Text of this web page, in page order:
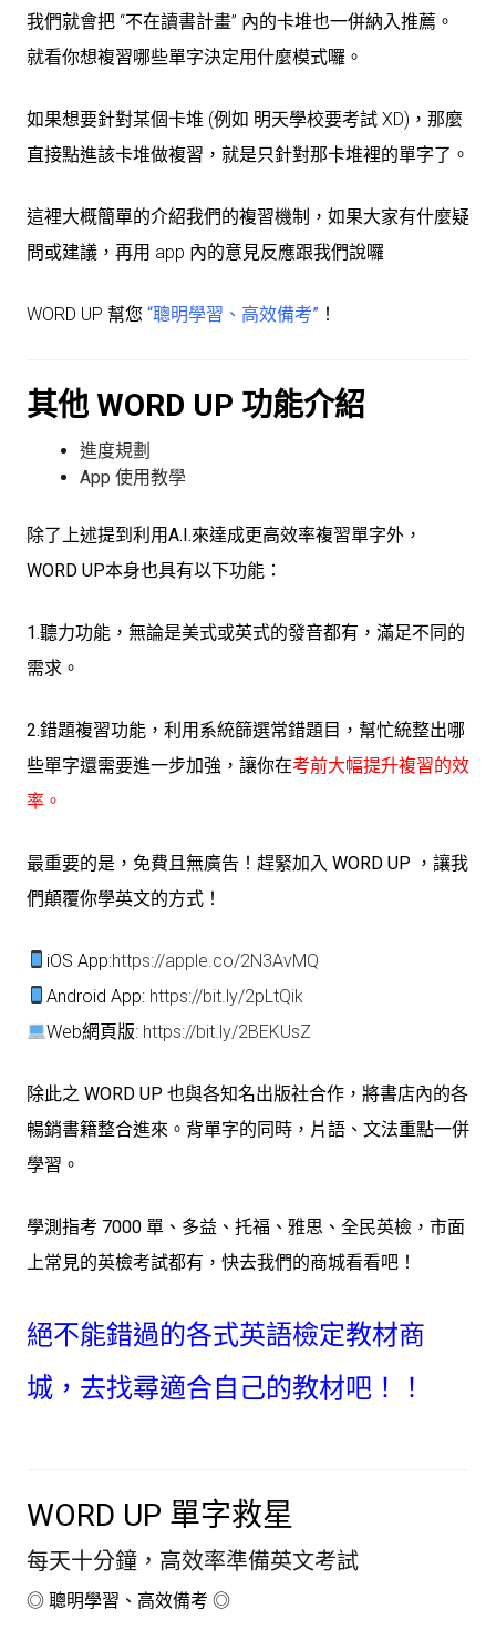
我們就會把 “不在讀書計畫” 內的卡堆也一併納入推薦。
就看你想複習哪些單字決定用什麼模式囉。
如果想要針對某個卡堆 (例如 明天學校要考試 XD)，那麼
直接點進該卡堆做複習，就是只針對那卡堆裡的單字了。
這裡大概簡單的介紹我們的複習機制，如果大家有什麼疑
問或建議，再用 app 內的意見反應跟我們說囉
WORD UP 幫您 “聰明學習、高效備考” ！
其他 WORD UP 功能介紹
進度規劃
App 使用教學
除了上述提到利用A.I.來達成更高效率複習單字外，
WORD UP本身也具有以下功能：
1.聽力功能，無論是美式或英式的發音都有，滿足不同的
需求。
2.錯題複習功能，利用系統篩選常錯題目，幫忙統整出哪
些單字還需要進一步加強，讓你在考前大幅提升複習的效
率 。
最重要的是，免費且無廣告！趕緊加入 WORD UP ，讓我
們顛覆你學英文的方式！
iOS App:https://apple.co/2N3AvMQ
Android App: https://bit.ly/2pLtQik
Web網頁版: https://bit.ly/2BEKUsZ
除此之 WORD UP 也與各知名出版社合作，將書店內的各
暢銷書籍整合進來。背單字的同時，片語、文法重點一併
學習。
學測指考 7000 單、多益、托福、雅思、全民英檢，市面
上常見的英檢考試都有，快去我們的商城看看吧！
絕不能錯過的各式英語檢定教材商
城，去找尋適合自己的教材吧！！
WORD UP 單字救星
每天十分鐘，高效率準備英文考試
◎ 聰明學習、高效備考 ◎